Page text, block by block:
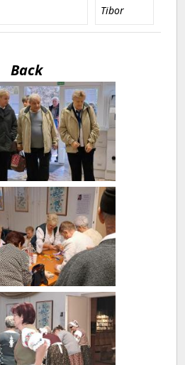
Tibor
Back